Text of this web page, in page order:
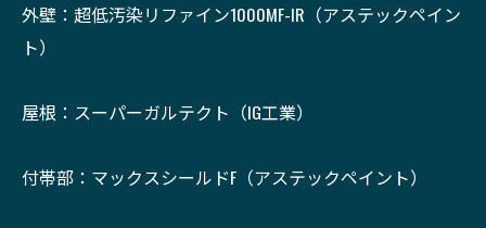
外壁：超低汚染リファイン1000MF-IR（アステックペイン
ト）
屋根：スーパーガルテクト（IG工業）
付帯部：マックスシールドF（アステックペイント）